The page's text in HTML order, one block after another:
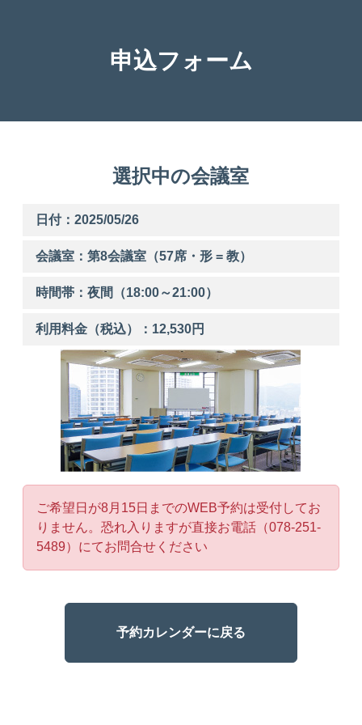
申込フォーム
選択中の会議室
日付：2025/05/26
会議室：第8会議室（57席・形 = 教）
時間帯：夜間 （18:00～21:00）
利用料金（税込）： 12,530円
ご希望日が8月15日までのWEB予約は受付してお
りません。恐れ入りますが直接お電話（078-251-
5489）にてお問合せください
予約カレンダーに戻る